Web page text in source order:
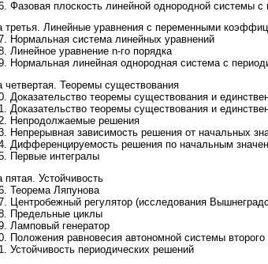
Фазовая плоскость линейной однородной системы
третья. Линейные уравнения с переменными
Нормальная система линейных уравнений
Линейное уравнение n-го порядка
Нормальная линейная однородная система с
четвертая. Теоремы существования
Доказательство теоремы существования и
Доказательство теоремы существования и
Непродолжаемые решения
Непрерывная зависимость решения от начальных
Дифференцируемость решения по начальным
Первые интегралы
пятая. Устойчивость
Теорема Ляпунова
Центробежный регулятор (исследования
Предельные циклы
Ламповый генератор
Положения равновесия автономной системы второго
Устойчивость периодических решений